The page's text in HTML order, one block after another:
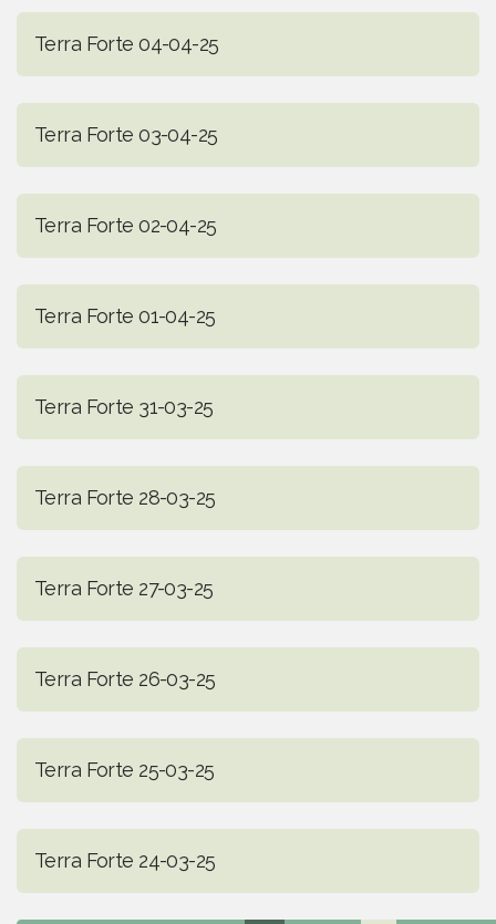
Terra Forte 04-04-25
Terra Forte 03-04-25
Terra Forte 02-04-25
Terra Forte 01-04-25
Terra Forte 31-03-25
Terra Forte 28-03-25
Terra Forte 27-03-25
Terra Forte 26-03-25
Terra Forte 25-03-25
Terra Forte 24-03-25